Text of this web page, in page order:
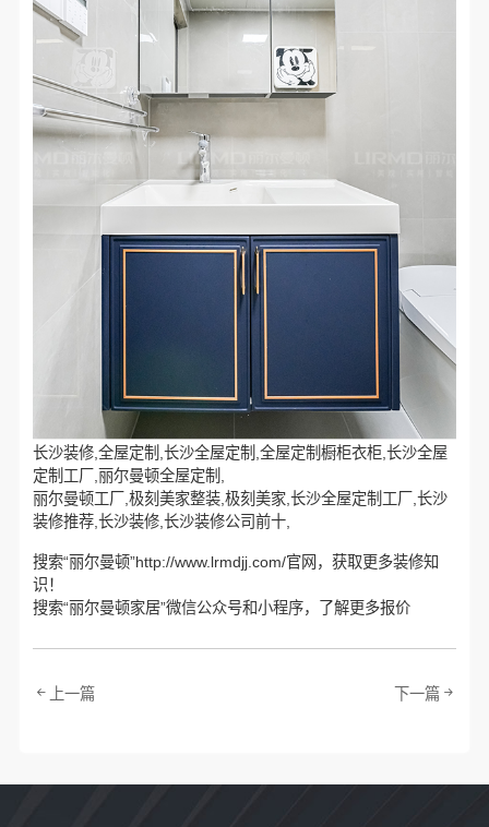
长沙装修,全屋定制,长沙全屋定制,全屋定制橱柜衣柜,长沙全屋
定制工厂,丽尔曼顿全屋定制,
丽尔曼顿工厂,极刻美家整装,极刻美家,长沙全屋定制工厂,长沙
装修推荐,长沙装修,长沙装修公司前十,
搜索“丽尔曼顿”http://www.lrmdjj.com/官网，获取更多装修知
识！
搜索“丽尔曼顿家居”微信公众号和小程序，了解更多报价
上一篇 下一篇